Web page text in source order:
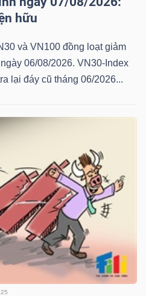
hữu
và VN100 đồng loạt giảm
06/08/2026. VN30-Index
lại đáy cũ tháng 06/2026...